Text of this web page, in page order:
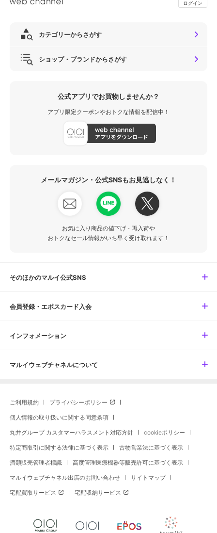
ログイン
カテゴリーからさがす
ショップ・ブランドからさがす
公式アプリでお買物しませんか？
アプリ限定クーポンやおトクな情報を配信中！
メールマガジン・公式SNSもお見逃しなく！
お気に入り商品の値下げ・再入荷や
おトクなセール情報がいち早く受け取れます！
そのほかのマルイ公式SNS
会員登録・エポスカード入会
インフォメーション
マルイウェブチャネルについて
ご利用規約 プライバシーポリシー
個人情報の取り扱いに関する同意条項
丸井グループ カスタマーハラスメント対応方針 cookieポリシー
特定商取引に関する法律に基づく表示 古物営業法に基づく表示
酒類販売管理者標識 高度管理医療機器等販売許可に基づく表示
マルイウェブチャネル出店のお問い合わせ サイトマップ
宅配買取サービス 宅配収納サービス